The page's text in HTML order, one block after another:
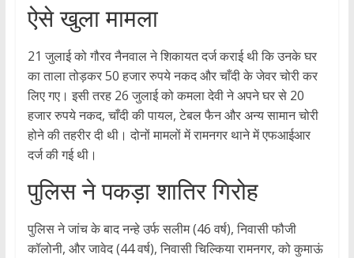
ऐसे खुला मामला
21 जुलाई को गौरव नैनवाल ने शिकायत दर्ज कराई थी कि उनके घर
का ताला तोड़कर 50 हजार रुपये नकद और चाँदी के जेवर चोरी कर
लिए गए। इसी तरह 26 जुलाई को कमला देवी ने अपने घर से 20
हजार रुपये नकद, चाँदी की पायल, टेबल फैन और अन्य सामान चोरी
होने की तहरीर दी थी। दोनों मामलों में रामनगर थाने में एफआईआर
दर्ज की गई थी।
पुलिस ने पकड़ा शातिर गिरोह
पुलिस ने जांच के बाद नन्हे उर्फ सलीम (46 वर्ष), निवासी फौजी
कॉलोनी, और जावेद (44 वर्ष), निवासी चिल्किया रामनगर, को कुमाऊं